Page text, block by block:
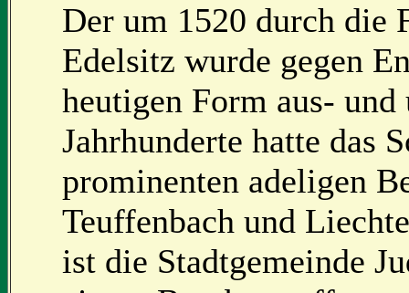
Der um 1520 durch die
Edelsitz wurde gegen
heutigen Form aus-
Jahrhunderte hatte das
prominenten adeligen
Teuffenbach und
ist die Stadtgemeinde